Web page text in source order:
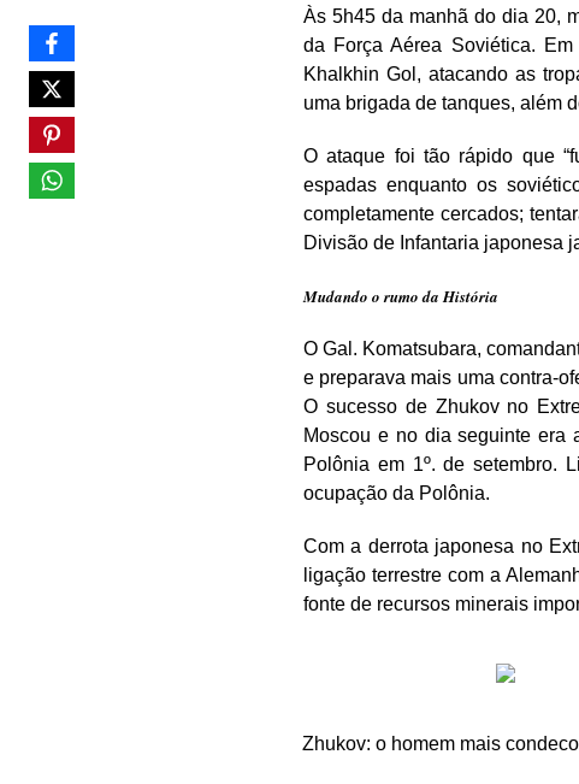
Às 5h45 da manhã do dia 20,
da Força Aérea Soviética.
Khalkhin Gol, atacando as
uma brigada de tanques, além
O ataque foi tão rápido que
espadas enquanto os
completamente cercados;
Divisão de Infantaria japonesa
Mudando o rumo da História
O Gal. Komatsubara,
e preparava mais uma contra-
O sucesso de Zhukov no
Moscou e no dia seguinte era
Polônia em 1º. de setembro.
ocupação da Polônia.
Com a derrota japonesa no
ligação terrestre com a
fonte de recursos minerais
Zhukov: o homem mais